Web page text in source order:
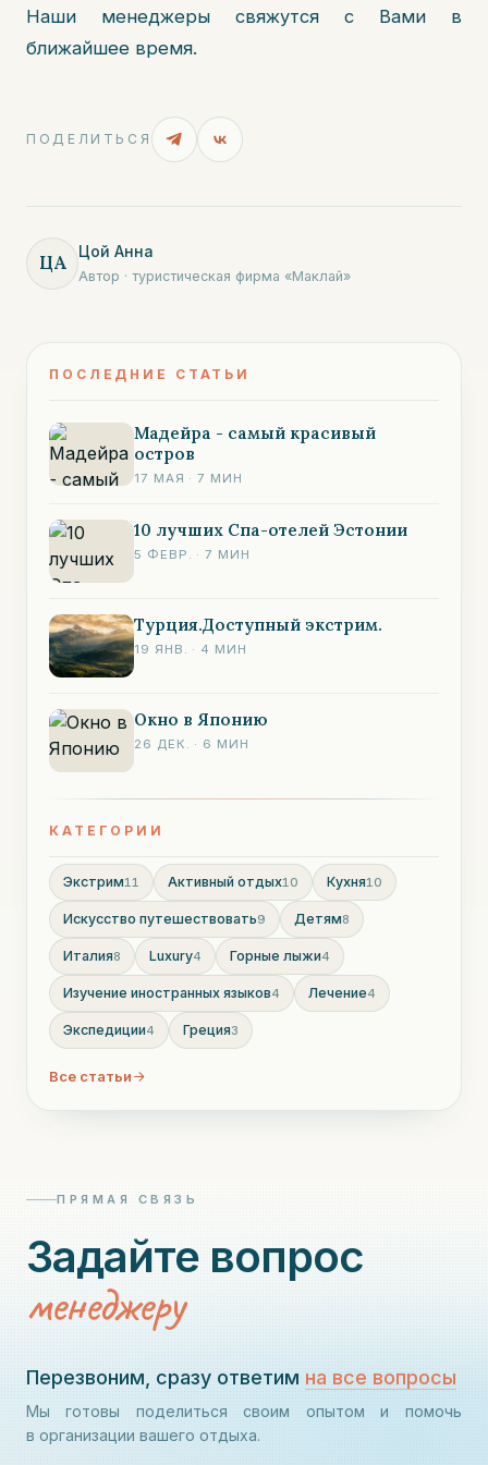
Наши менеджеры свяжутся с Вами в
ближайшее время.
ПОДЕЛИТЬСЯ
ЦА Цой Анна
Автор · туристическая фирма «Маклай»
ПОСЛЕДНИЕ СТАТЬИ
Мадейра - самый красивый
остров
17 МАЯ ·7 МИН
10 лучших Спа-отелей Эстонии
5 ФЕВР. ·7 МИН
Турция.Доступный экстрим.
19 ЯНВ. · 4 МИН
Окно в Японию
26 ДЕК. · 6 МИН
КАТЕГОРИИ
Экстрим11 Активный отдых10 Кухня10
Искусство путешествовать9 Детям8
Италия8 Luxury4 Горные лыжи4
Изучение иностранных языков4 Лечение4
Экспедиции4 Греция3
Все статьи
ПРЯМАЯ СВЯЗЬ
Задайте вопрос
менеджеру
Перезвоним, сразу ответим на все вопросы
Мы готовы поделиться своим опытом и помочь
в организации вашего отдыха.